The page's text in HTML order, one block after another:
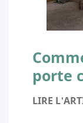
porte
LIRE